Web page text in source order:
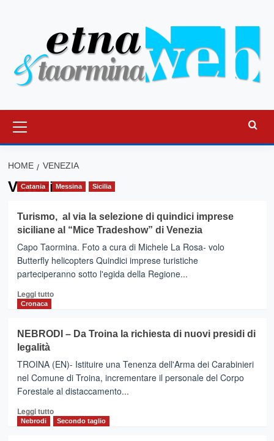
principale
HOME VENEZIA
Venezia
Catania Messina Sicilia
Turismo, al via la selezione di quindici imprese
siciliane al “Mice Tradeshow” di Venezia
Capo Taormina. Foto a cura di Michele La Rosa- volo
Butterfly helicopters Quindici imprese turistiche
parteciperanno sotto l'egida della Regione...
Leggi tuttoLeggi
Turismo,
via
la
selezione
di
quindici
imprese
Cronaca
NEBRODI – Da Troina la richiesta di nuovi presidi di
legalità
TROINA (EN)- Istituire una Tenenza dell'Arma dei Carabinieri
nel Comune di Troina, incrementare il personale del Corpo
Forestale al distaccamento...
Leggi tuttoLeggi
di
Nebrodi Secondo taglio